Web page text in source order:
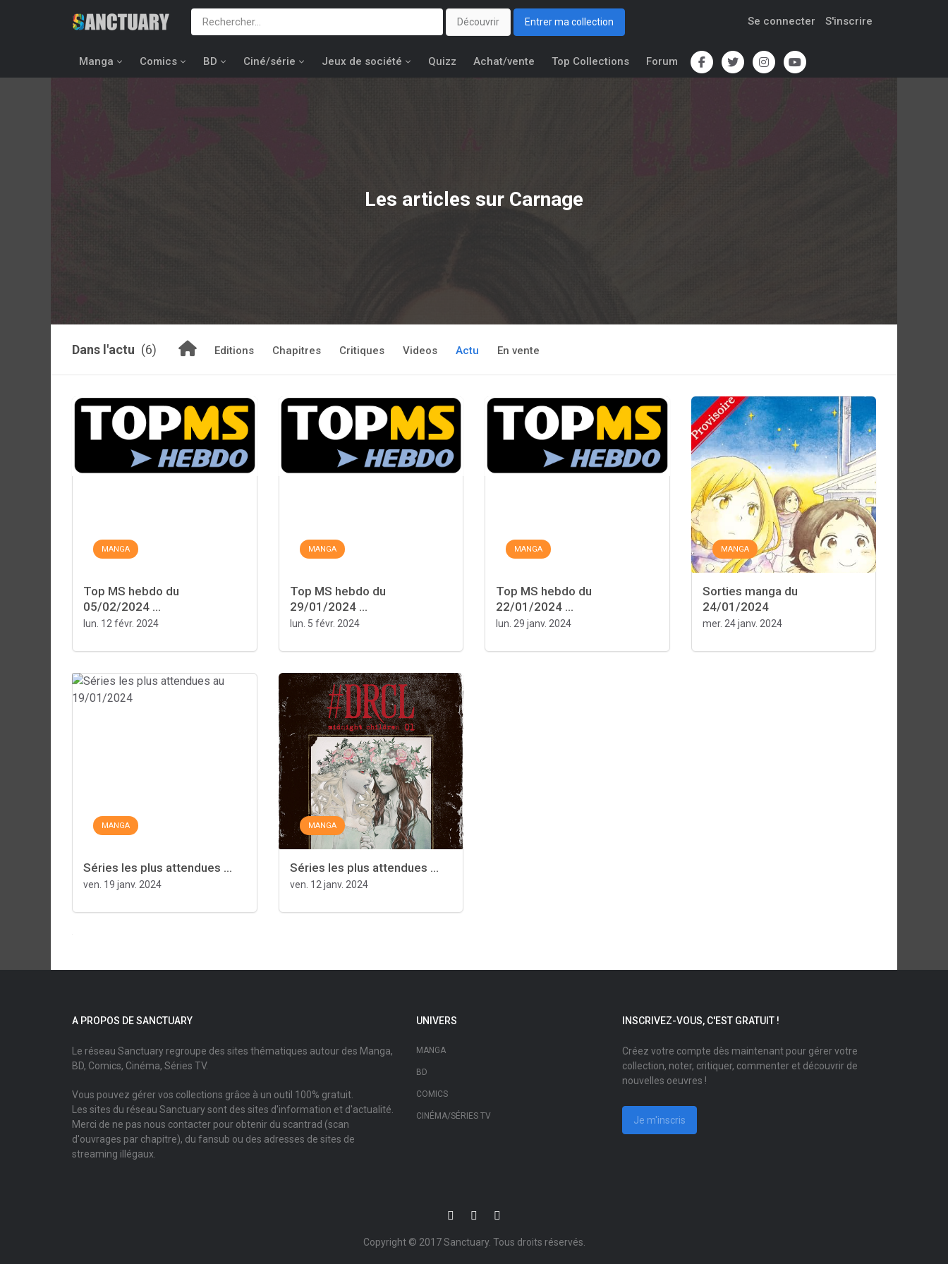
Découvrir Entrer ma collection Se connecter S'inscrire
Manga Comics BD Ciné/série Jeux de société Quizz Achat/vente Top Collections Forum
Les articles sur Carnage
Dans l'actu (6) Editions Chapitres Critiques Videos Actu En vente
MANGA
Top MS hebdo du
05/02/2024 ...
lun. 12 févr. 2024
MANGA
Top MS hebdo du
29/01/2024 ...
lun. 5 févr. 2024
MANGA
Top MS hebdo du
22/01/2024 ...
lun. 29 janv. 2024
MANGA
Sorties manga du
24/01/2024
mer. 24 janv. 2024
MANGA
Séries les plus attendues ...
ven. 19 janv. 2024
MANGA
Séries les plus attendues ...
ven. 12 janv. 2024
A PROPOS DE SANCTUARY
Le réseau Sanctuary regroupe des sites thématiques autour des Manga,
BD, Comics, Cinéma, Séries TV.
Vous pouvez gérer vos collections grâce à un outil 100% gratuit.
Les sites du réseau Sanctuary sont des sites d'information et d'actualité.
Merci de ne pas nous contacter pour obtenir du scantrad (scan
d'ouvrages par chapitre), du fansub ou des adresses de sites de
streaming illégaux.
UNIVERS
MANGA
BD
COMICS
CINÉMA/SÉRIES TV
INSCRIVEZ-VOUS, C'EST GRATUIT !
Créez votre compte dès maintenant pour gérer votre
collection, noter, critiquer, commenter et découvrir de
nouvelles oeuvres !
Je m'inscris
Copyright © 2017Sanctuary. Tous droits réservés.